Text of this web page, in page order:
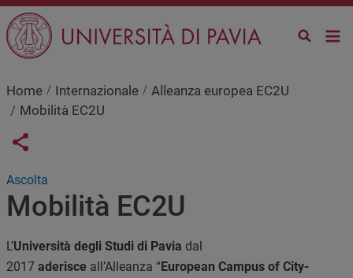
Salta al contenuto principale
Home Internazionale
Alleanza europea EC2U
Mobilità EC2U
Links condivisione social
Share button
Ascolta
Mobilità EC2U
L’Università degli Studi di Pavia dal
2017 aderisce all’Alleanza “European Campus of City-